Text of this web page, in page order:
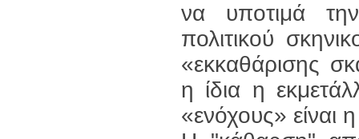
να υποτιμά
πολιτικού
«εκκαθάρισης
η ίδια η
«ενόχους» είναι